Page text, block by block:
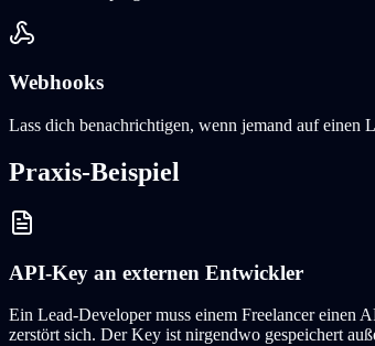
Webhooks
Lass dich benachrichtigen, wenn jemand auf einen
Praxis-Beispiel
API-Key an externen Entwickler
Ein Lead-Developer muss einem Freelancer einen
zerstört sich. Der Key ist nirgendwo gespeichert